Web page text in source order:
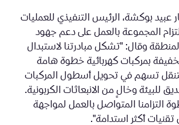
عبيد بوكشة، الرئيس التنفيذي للعمليات
المجموعة بالعمل على دعم جهود
وقال: "تشكل مبادرتنا لاستبدال
بمركبات كهربائية خطوة هامة
تسهم في تحويل أسطول المركبات
للبيئة وخالٍ من الانبعاثات الكربونية.
التزامنا المتواصل بالعمل لمواجهة
تقنيات أكثر استدامة".